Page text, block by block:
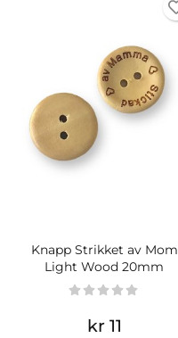
Knapp Strikket av Mom
Light Wood 20mm
kr 11